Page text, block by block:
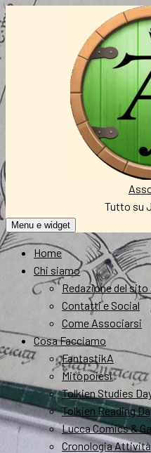
Vai
al
Tutto su
Menu e widget
Home
Chi siamo
Redazione del sito
Contatti e Social
Come Associarsi
Cosa Facciamo
FantastikA
Mitopoiesi
Tolkien Studies
Tolkien Reading
Lucca Comics &
Cronologia Attività